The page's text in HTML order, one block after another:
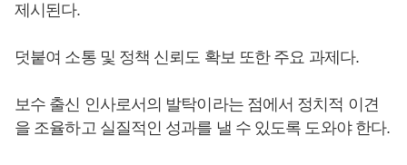
제시된다.
덧붙여 소통 및 정책 신뢰도 확보 또한 주요 과제다.
보수 출신 인사로서의 발탁이라는 점에서 정치적 이견
을 조율하고 실질적인 성과를 낼 수 있도록 도와야 한다.